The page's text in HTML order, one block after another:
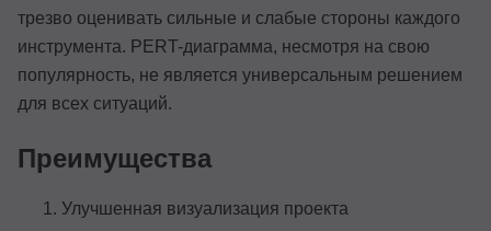
трезво оценивать сильные и слабые стороны каждого
инструмента. PERT-диаграмма, несмотря на свою
популярность, не является универсальным решением
для всех ситуаций.
Преимущества
Улучшенная визуализация проекта